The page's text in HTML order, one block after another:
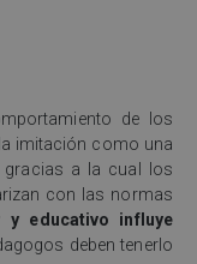
de los
imitación como una
gracias a la cual los
con las normas
y educativo influye
deben tenerlo